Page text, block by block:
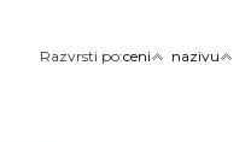
Razvrsti po:ceni nazivu